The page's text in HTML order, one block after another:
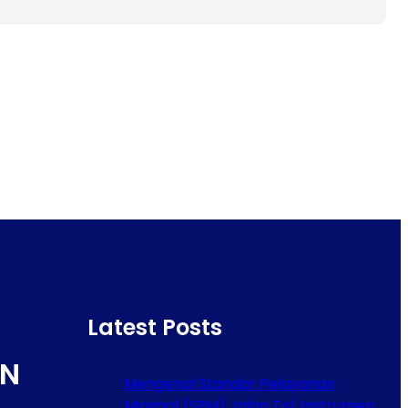
Latest Posts
Mengenal Standar Pelayanan